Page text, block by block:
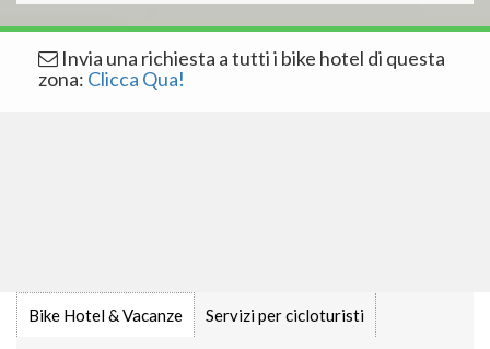
Invia una richiesta a tutti i bike hotel di questa
zona: Clicca Qua!
Bike Hotel & Vacanze Servizi per cicloturisti